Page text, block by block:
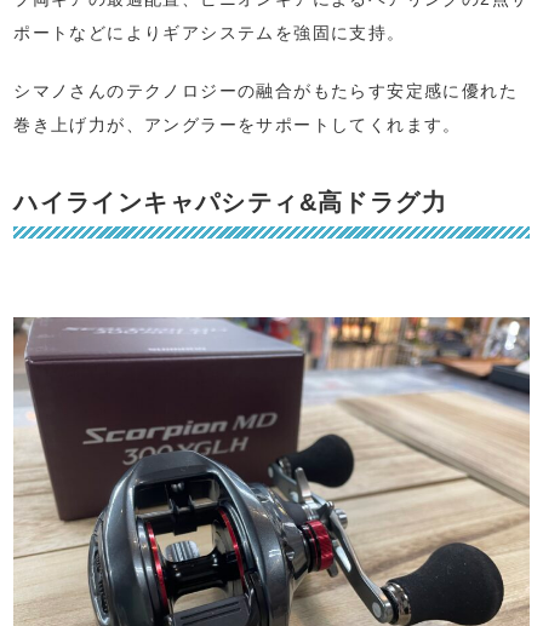
ポートなどによりギアシステムを強固に支持。
シマノさんのテクノロジーの融合がもたらす安定感に優れた
巻き上げ力が、アングラーをサポートしてくれます。
ハイラインキャパシティ&高ドラグ力